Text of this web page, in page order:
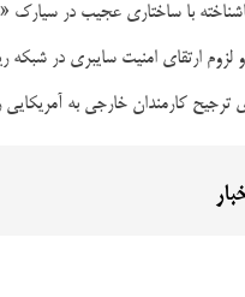
با ساختاری عجیب در سیارک
ارتقای امنیت سایبری در شبکه
کارمندان خارجی به آمریکایی